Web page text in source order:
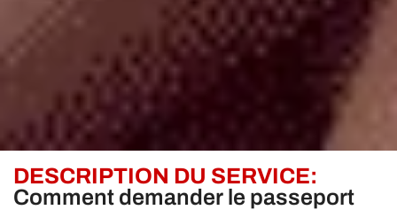
DESCRIPTION DU SERVICE:
Comment demander le passeport